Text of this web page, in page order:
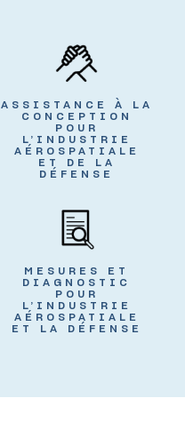
ASSISTANCE À LA
CONCEPTION
POUR
L’INDUSTRIE
AÉROSPATIALE
ET DE LA
DÉFENSE
MESURES ET
DIAGNOSTIC
POUR
L’INDUSTRIE
AÉROSPATIALE
ET LA DÉFENSE